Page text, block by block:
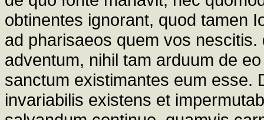
obtinentes ignorant, quod tamen
ad pharisaeos quem vos
adventum, nihil tam arduum de
sanctum existimantes eum esse.
invariabilis existens et